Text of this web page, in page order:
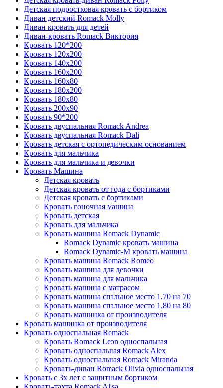
Детская подростковая кровать с бортиком
Диван детский Romack Molly
Диван кровать для детей
Диван-кровать Romack Виктория
Кровать 120*200
Кровать 120x200
Кровать 140x200
Кровать 160x200
Кровать 160x80
Кровать 180x200
Кровать 180x80
Кровать 200x90
Кровать 90*200
Кровать двуспальная Romack Andrea
Кровать двуспальная Romack Dali
Кровать детская с ортопедическим основанием
Кровать для мальчика
Кровать для мальчика и девочки
Кровать Машина
Детская кровать
Детская кровать от года с бортиками
Детская кровать с бортиками
Кровать гоночная машина
Кровать детская
Кровать для мальчика
Кровать машина Romack Dynamic
Romack Dynamic кровать машина
Romack Dynamic-M кровать машина
Кровать машина Romack Romeo
Кровать машина для девочки
Кровать машина для мальчика
Кровать машина с матрасом
Кровать машина спальное место 1,70 на 70
Кровать машина спальное место 1,80 на 80
Кровать машинка от производителя
Кровать машинка от производителя
Кровать односпальная Romack
Кровать Romack Leon односпальная
Кровать односпальная Romack Alex
Кровать односпальная Romack Miranda
Кровать-диван Romack Olivia односпальная
Кровать с 3х лет с защитным бортиком